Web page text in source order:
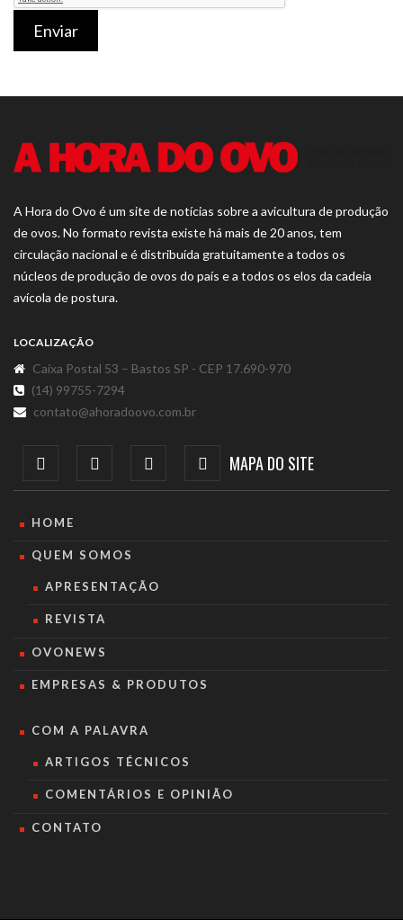
Enviar
A Hora do Ovo é um site de notícias sobre a avicultura de produção
de ovos. No formato revista existe há mais de 20 anos, tem
circulação nacional e é distribuída gratuitamente a todos os
núcleos de produção de ovos do país e a todos os elos da cadeia
avícola de postura.
LOCALIZAÇÃO
Caixa Postal 53 – Bastos SP - CEP 17.690-970
(14) 99755-7294
contato@ahoradoovo.com.br
MAPA DO SITE
HOME
QUEM SOMOS
APRESENTAÇÃO
REVISTA
OVONEWS
EMPRESAS & PRODUTOS
COM A PALAVRA
ARTIGOS TÉCNICOS
COMENTÁRIOS E OPINIÃO
CONTATO